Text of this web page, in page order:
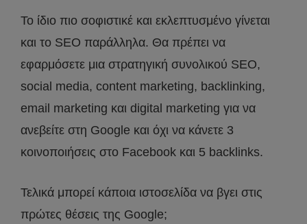
Το ίδιο πιο σοφιστικέ και εκλεπτυσμένο γίνεται
και το SEO παράλληλα. Θα πρέπει να
εφαρμόσετε μια στρατηγική συνολικού SEO,
social media, content marketing, backlinking,
email marketing και digital marketing για να
ανεβείτε στη Google και όχι να κάνετε 3
κοινοποιήσεις στο Facebook και 5 backlinks.
Τελικά μπορεί κάποια ιστοσελίδα να βγει στις
πρώτες θέσεις της Google;